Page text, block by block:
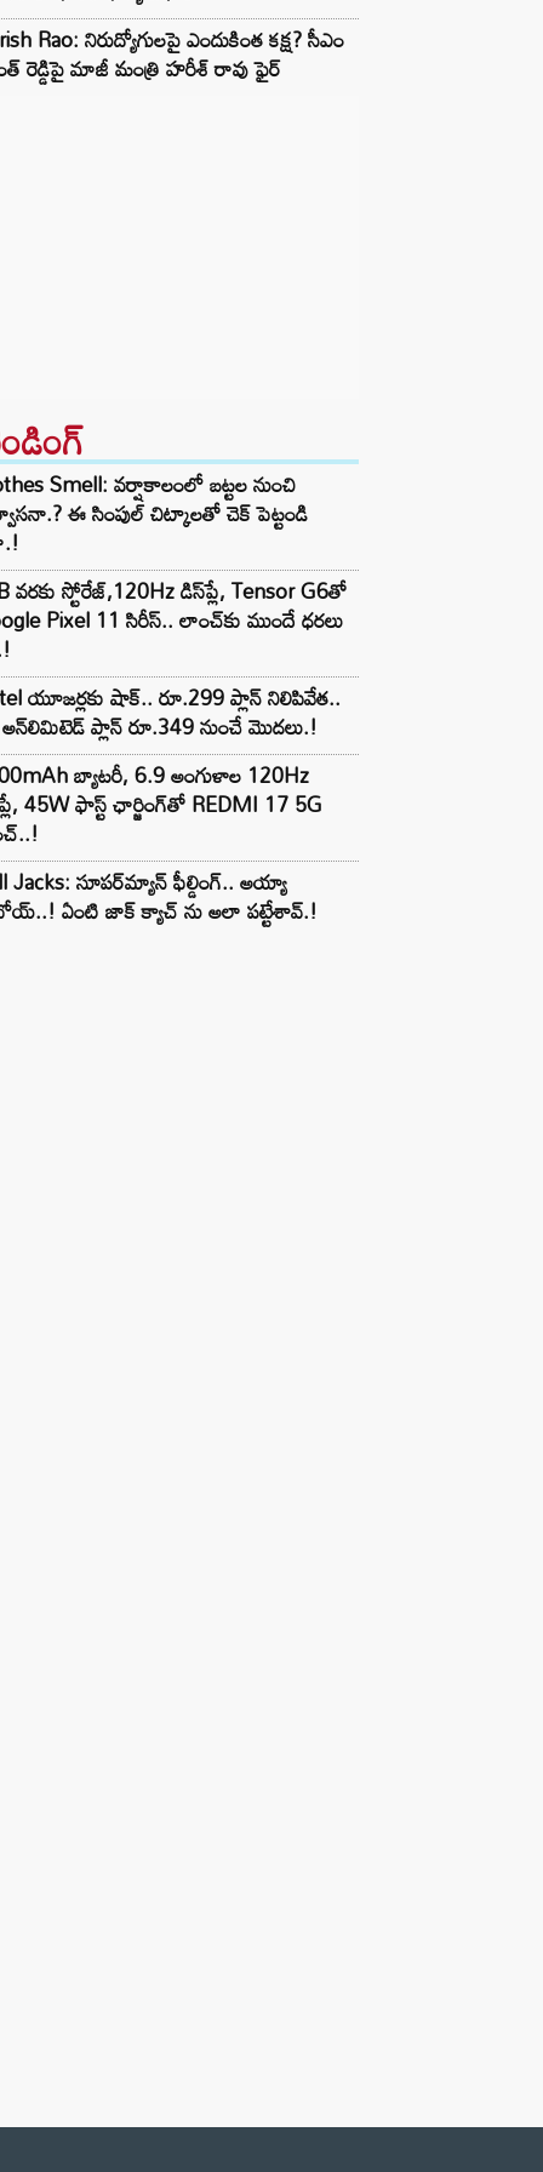
Rao: నిరుద్యోగులపై ఎందుకింత కక్ష? సీఎం
రెడ్డిపై మాజీ మంత్రి హరీశ్ రావు ఫైర్
Smell: వర్షాకాలంలో బట్టల నుంచి
ఈ సింపుల్ చిట్కాలతో చెక్ పెట్టండి
వరకు స్టోరేజ్,120Hz డిస్‌ప్లే, Tensor G6తో
Pixel 11 సిరీస్.. లాంచ్⁭కు ముందే ధరలు
యూజర్లకు షాక్.. రూ.299 ప్లాన్ నిలిపివేత..
ప్లాన్ రూ.349 నుంచే మొదలు.!
బ్యాటరీ, 6.9 అంగుళాల 120Hz
45W ఫాస్ట్ ఛార్జింగ్‌తో REDMI 17 5G
Jacks: సూపర్‌మ్యాన్ ఫీల్డింగ్.. అయ్యా
ఏంటి జాక్ క్యాచ్ ను అలా పట్టేశావ్.!